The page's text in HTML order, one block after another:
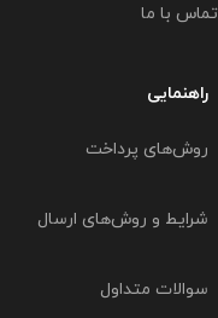
تماس با ما
راهنمایی
روش‌های پرداخت
شرایط و روش‌های ارسال
سوالات متداول